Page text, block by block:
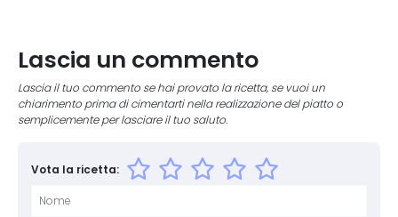
Lascia un commento
Lascia il tuo commento se hai provato la ricetta, se vuoi un
chiarimento prima di cimentarti nella realizzazione del piatto o
semplicemente per lasciare il tuo saluto.
Vota la ricetta: